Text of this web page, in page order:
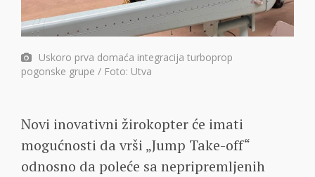
Uskoro prva domaća integracija turboprop
pogonske grupe / Foto: Utva
Novi inovativni žirokopter će imati
mogućnosti da vrši „Jump Take-off“
odnosno da poleće sa nepripremljenih